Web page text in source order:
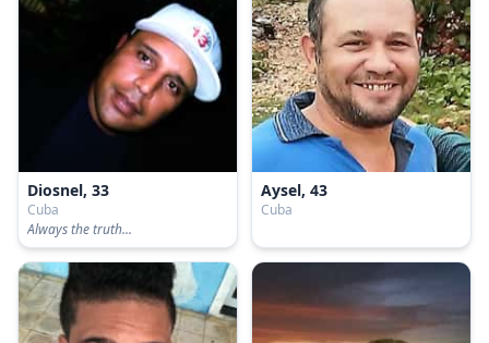
Diosnel, 33
Cuba
Always the truth...
Aysel, 43
Cuba